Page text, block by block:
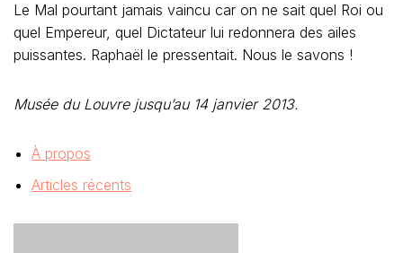
Le Mal pourtant jamais vaincu car on ne sait quel Roi ou
quel Empereur, quel Dictateur lui redonnera des ailes
puissantes. Raphaël le pressentait. Nous le savons !
Musée du Louvre jusqu’au 14 janvier 2013.
À propos
Articles récents